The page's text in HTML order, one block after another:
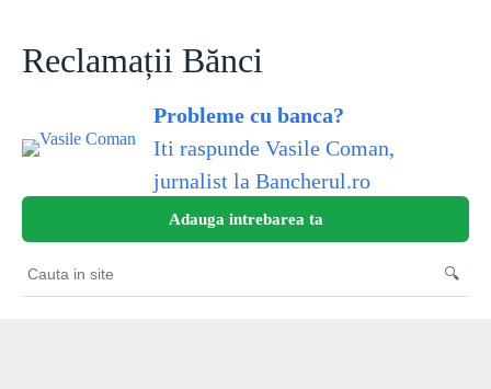
contentReclamații Bănci
Probleme cu banca?
Iti raspunde Vasile Coman,
jurnalist la Bancherul.ro
Adauga intrebarea ta
Cauta
in
🔍